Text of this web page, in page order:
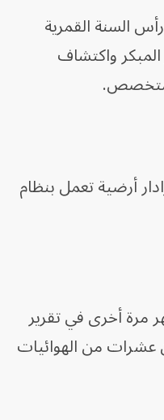
السنة القمرية
واكتشاف
أرضية تعمل بنظام
مرة أخرى في تقرير
عشرات من الهوائيات